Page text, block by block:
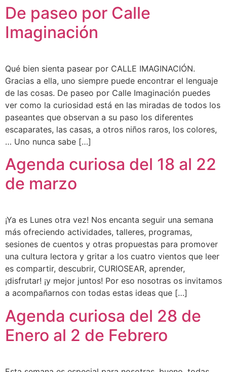
De paseo por Calle
Imaginación
Qué bien sienta pasear por CALLE IMAGINACIÓN.
Gracias a ella, uno siempre puede encontrar el lenguaje
de las cosas. De paseo por Calle Imaginación puedes
ver como la curiosidad está en las miradas de todos los
paseantes que observan a su paso los diferentes
escaparates, las casas, a otros niños raros, los colores,
… Uno nunca sabe […]
Agenda curiosa del 18 al 22
de marzo
¡Ya es Lunes otra vez! Nos encanta seguir una semana
más ofreciendo actividades, talleres, programas,
sesiones de cuentos y otras propuestas para promover
una cultura lectora y gritar a los cuatro vientos que leer
es compartir, descubrir, CURIOSEAR, aprender,
¡disfrutar! ¡y mejor juntos! Por eso nosotras os invitamos
a acompañarnos con todas estas ideas que […]
Agenda curiosa del 28 de
Enero al 2 de Febrero